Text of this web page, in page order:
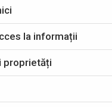
la informații
proprietăți